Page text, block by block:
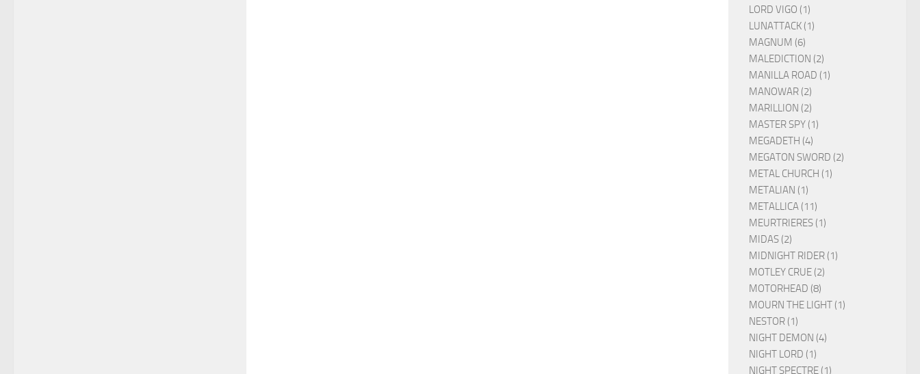
LORD VIGO (1)
LUNATTACK (1)
MAGNUM (6)
MALEDICTION (2)
MANILLA ROAD (1)
MANOWAR (2)
MARILLION (2)
MASTER SPY (1)
MEGADETH (4)
MEGATON SWORD (2)
METAL CHURCH (1)
METALIAN (1)
METALLICA (11)
MEURTRIERES (1)
MIDAS (2)
MIDNIGHT RIDER (1)
MOTLEY CRUE (2)
MOTORHEAD (8)
MOURN THE LIGHT (1)
NESTOR (1)
NIGHT DEMON (4)
NIGHT LORD (1)
NIGHT SPECTRE (1)